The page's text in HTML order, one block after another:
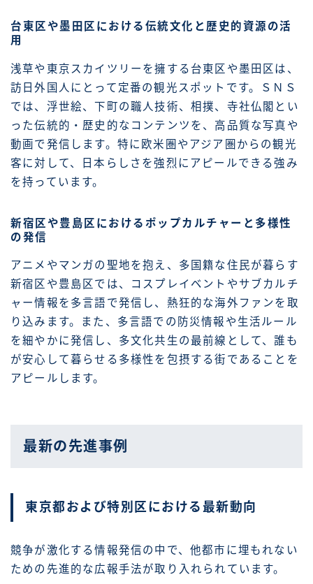
台東区や墨田区における伝統文化と歴史的資源の活
用
浅草や東京スカイツリーを擁する台東区や墨田区は、
訪日外国人にとって定番の観光スポットです。ＳＮＳ
では、浮世絵、下町の職人技術、相撲、寺社仏閣とい
った伝統的・歴史的なコンテンツを、高品質な写真や
動画で発信します。特に欧米圏やアジア圏からの観光
客に対して、日本らしさを強烈にアピールできる強み
を持っています。
新宿区や豊島区におけるポップカルチャーと多様性
の発信
アニメやマンガの聖地を抱え、多国籍な住民が暮らす
新宿区や豊島区では、コスプレイベントやサブカルチ
ャー情報を多言語で発信し、熱狂的な海外ファンを取
り込みます。また、多言語での防災情報や生活ルール
を細やかに発信し、多文化共生の最前線として、誰も
が安心して暮らせる多様性を包摂する街であることを
アピールします。
最新の先進事例
東京都および特別区における最新動向
競争が激化する情報発信の中で、他都市に埋もれない
ための先進的な広報手法が取り入れられています。